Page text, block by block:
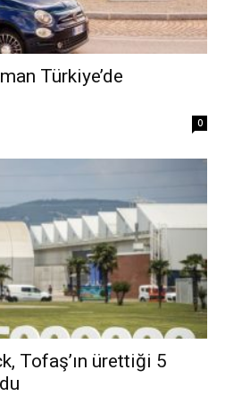
Türkiye’de
0
Tofaş’ın ürettiği 5